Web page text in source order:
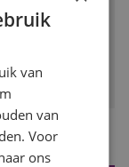
Volgende
van
van
Voor
ons